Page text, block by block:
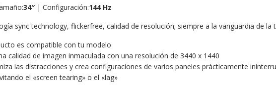
34″| Configuración:144 Hz
sync technology, flickerfree, calidad de resolución; siempre a la vanguardia de la
es compatible con tu modelo
calidad de imagen inmaculada con una resolución de 3440 x 1440
las distracciones y crea configuraciones de varios paneles prácticamente
el «screen tearing» o el «lag»